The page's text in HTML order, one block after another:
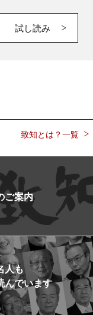
試し読み
致知とは？一覧
ご案内
人も
んでいます